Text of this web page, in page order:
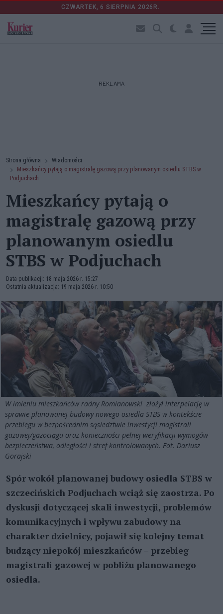
CZWARTEK, 6 SIERPNIA 2026R.
REKLAMA
Strona główna
Wiadomości
Mieszkańcy pytają o magistralę gazową przy planowanym osiedlu STBS w
Podjuchach
Mieszkańcy pytają o
magistralę gazową przy
planowanym osiedlu
STBS w Podjuchach
Data publikacji: 18 maja 2026 r. 15:27
Ostatnia aktualizacja: 19 maja 2026 r. 10:50
W imieniu mieszkańców radny Romianowski złożył interpelację w
sprawie planowanej budowy nowego osiedla STBS w kontekście
przebiegu w bezpośrednim sąsiedztwie inwestycji magistrali
gazowej/gazociągu oraz konieczności pełnej weryfikacji wymogów
bezpieczeństwa, odległości i stref kontrolowanych. Fot. Dariusz
Gorajski
Spór wokół planowanej budowy osiedla STBS w
szczecińskich Podjuchach wciąż się zaostrza. Po
dyskusji dotyczącej skali inwestycji, problemów
komunikacyjnych i wpływu zabudowy na
charakter dzielnicy, pojawił się kolejny temat
budzący niepokój mieszkańców – przebieg
magistrali gazowej w pobliżu planowanego
osiedla.